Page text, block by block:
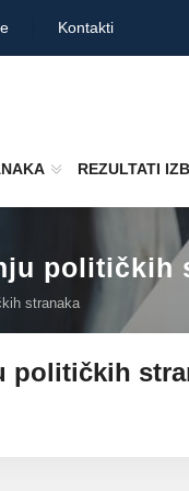
Kontakti
REZULTATI
političkih
stranaka
političkih